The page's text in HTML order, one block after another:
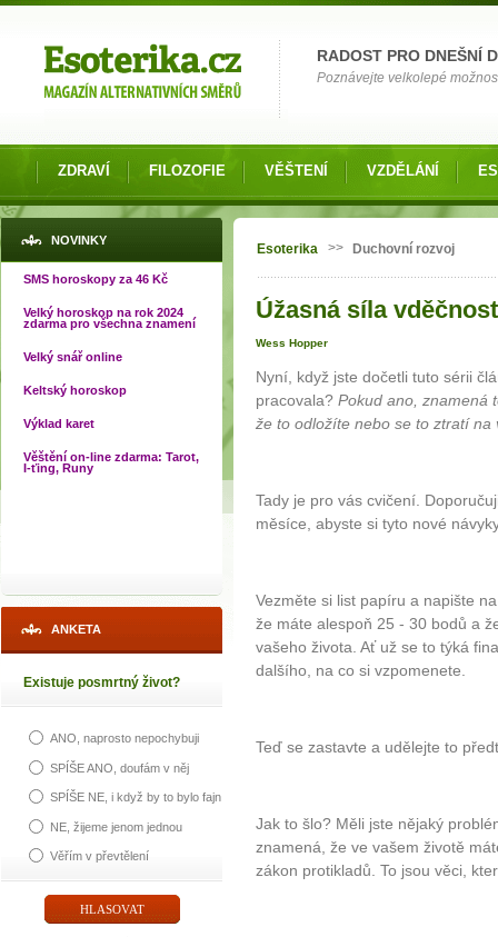
RADOST PRO DNEŠNÍ
Poznávejte velkolepé
ZDRAVÍ FILOZOFIE VĚŠTENÍ VZDĚLÁNÍ
NOVINKY
SMS horoskopy za 46 Kč
Velký horoskop na rok 2024
zdarma pro všechna znamení
Velký snář online
Keltský horoskop
Výklad karet
Věštění on-line zdarma: Tarot,
I-ťing, Runy
ANKETA
Existuje posmrtný život?
ANO, naprosto nepochybuji
SPÍŠE ANO, doufám v něj
SPÍŠE NE, i když by to bylo fajn
NE, žijeme jenom jednou
Věřím v převtělení
Jste zde
Esoterika >> Duchovní rozvoj
Úžasná síla
Wess Hopper
Nyní, když jste dočetli tuto sérii
pracovala? Pokud ano, znamená
že to odložíte nebo se to ztratí na
Tady je pro vás cvičení.
měsíce, abyste si tyto nové
Vezměte si list papíru a napište
že máte alespoň 25 - 30 bodů a
vašeho života. Ať už se to týká
dalšího, na co si vzpomenete.
Teď se zastavte a udělejte to
Jak to šlo? Měli jste nějaký
znamená, že ve vašem životě
zákon protikladů. To jsou věci,